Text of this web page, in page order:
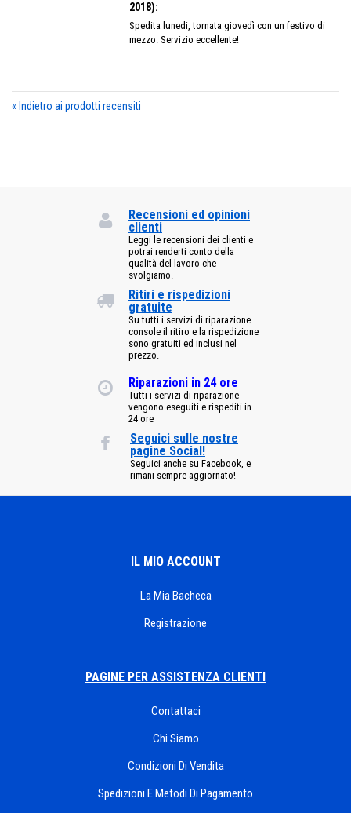
2018):
Spedita lunedi, tornata giovedì con un festivo di
mezzo. Servizio eccellente!
« Indietro ai prodotti recensiti
Recensioni ed opinioni
clienti
Leggi le recensioni dei clienti e
potrai renderti conto della
qualità del lavoro che
svolgiamo.
Ritiri e rispedizioni
gratuite
Su tutti i servizi di riparazione
console il ritiro e la rispedizione
sono gratuiti ed inclusi nel
prezzo.
Riparazioni in 24 ore
Tutti i servizi di riparazione
vengono eseguiti e rispediti in
24 ore
Seguici sulle nostre
pagine Social!
Seguici anche su Facebook, e
rimani sempre aggiornato!
IL MIO ACCOUNT
La Mia Bacheca
Registrazione
PAGINE PER ASSISTENZA CLIENTI
Contattaci
Chi Siamo
Condizioni Di Vendita
Spedizioni E Metodi Di Pagamento